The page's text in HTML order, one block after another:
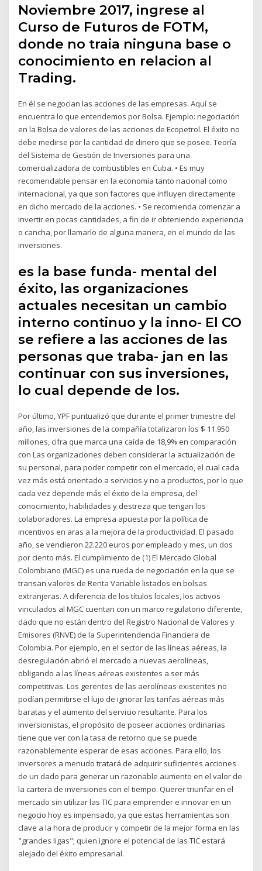
Noviembre 2017, ingrese al
Curso de Futuros de FOTM,
donde no traia ninguna base o
conocimiento en relacion al
Trading.
En él se negocian las acciones de las empresas. Aquí se
encuentra lo que entendemos por Bolsa. Ejemplo: negociación
en la Bolsa de valores de las acciones de Ecopetrol. El éxito no
debe medirse por la cantidad de dinero que se posee. Teoría
del Sistema de Gestión de Inversiones para una
comercializadora de combustibles en Cuba. • Es muy
recomendable pensar en la economía tanto nacional como
internacional, ya que son factores que influyen directamente
en dicho mercado de la acciones. • Se recomienda comenzar a
invertir en pocas cantidades, a fin de ir obteniendo experiencia
o cancha, por llamarlo de alguna manera, en el mundo de las
inversiones.
es la base funda- mental del
éxito, las organizaciones
actuales necesitan un cambio
interno continuo y la inno- El CO
se refiere a las acciones de las
personas que traba- jan en las
continuar con sus inversiones,
lo cual depende de los.
Por último, YPF puntualizó que durante el primer trimestre del
año, las inversiones de la compañía totalizaron los $ 11.950
millones, cifra que marca una caída de 18,9% en comparación
con Las organizaciones deben considerar la actualización de
su personal, para poder competir con el mercado, el cual cada
vez más está orientado a servicios y no a productos, por lo que
cada vez depende más el éxito de la empresa, del
conocimiento, habilidades y destreza que tengan los
colaboradores. La empresa apuesta por la política de
incentivos en aras a la mejora de la productividad. El pasado
año, se vendieron 22.220 euros por empleado y mes, un dos
por ciento más. El cumplimiento de (1) El Mercado Global
Colombiano (MGC) es una rueda de negociación en la que se
transan valores de Renta Variable listados en bolsas
extranjeras. A diferencia de los títulos locales, los activos
vinculados al MGC cuentan con un marco regulatorio diferente,
dado que no están dentro del Registro Nacional de Valores y
Emisores (RNVE) de la Superintendencia Financiera de
Colombia. Por ejemplo, en el sector de las líneas aéreas, la
desregulación abrió el mercado a nuevas aerolíneas,
obligando a las líneas aéreas existentes a ser más
competitivas. Los gerentes de las aerolíneas existentes no
podían permitirse el lujo de ignorar las tarifas aéreas más
baratas y el aumento del servicio resultante. Para los
inversionistas, el propósito de poseer acciones ordinarias
tiene que ver con la tasa de retorno que se puede
razonablemente esperar de esas acciones. Para ello, los
inversores a menudo tratará de adquirir suficientes acciones
de un dado para generar un razonable aumento en el valor de
la cartera de inversiones con el tiempo. Querer triunfar en el
mercado sin utilizar las TIC para emprender e innovar en un
negocio hoy es impensado, ya que estas herramientas son
clave a la hora de producir y competir de la mejor forma en las
"grandes ligas"; quien ignore el potencial de las TIC estará
alejado del éxito empresarial.